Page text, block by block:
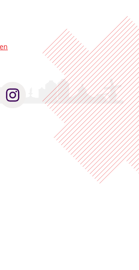
Instagram